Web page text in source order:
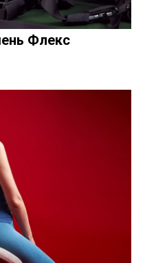
Флекс